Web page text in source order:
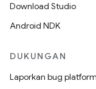
Download Studio
Android NDK
DUKUNGAN
Laporkan bug platform